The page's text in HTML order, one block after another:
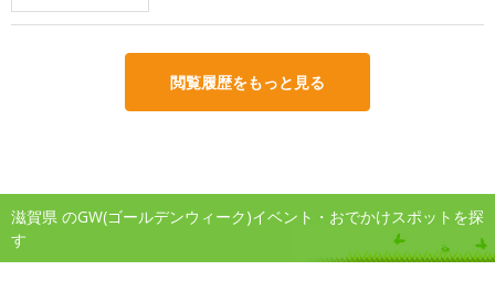
閲覧履歴をもっと見る
滋賀県 のGW(ゴールデンウィーク)イベント・おでかけスポットを探
す